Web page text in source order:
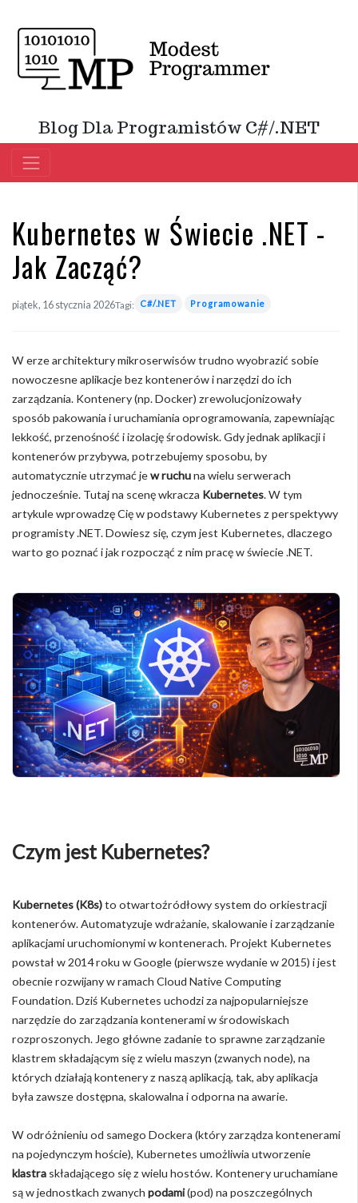
Blog Dla Programistów C#/.NET
Kubernetes w Świecie .NET -
Jak Zacząć?
piątek, 16 stycznia 2026Tagi: C#/.NET Programowanie
W erze architektury mikroserwisów trudno wyobrazić sobie
nowoczesne aplikacje bez kontenerów i narzędzi do ich
zarządzania. Kontenery (np. Docker) zrewolucjonizowały
sposób pakowania i uruchamiania oprogramowania, zapewniając
lekkość, przenośność i izolację środowisk. Gdy jednak aplikacji i
kontenerów przybywa, potrzebujemy sposobu, by
automatycznie utrzymać jew ruchuna wielu serwerach
jednocześnie. Tutaj na scenę wkracza Kubernetes. W tym
artykule wprowadzę Cię w podstawy Kubernetes z perspektywy
programisty .NET. Dowiesz się, czym jest Kubernetes, dlaczego
warto go poznać i jak rozpocząć z nim pracę w świecie .NET.
Czym jest Kubernetes?
Kubernetes (K8s)to otwartoźródłowy system do orkiestracji
kontenerów. Automatyzuje wdrażanie, skalowanie i zarządzanie
aplikacjami uruchomionymi w kontenerach. Projekt Kubernetes
powstał w 2014 roku w Google (pierwsze wydanie w 2015) i jest
obecnie rozwijany w ramach Cloud Native Computing
Foundation. Dziś Kubernetes uchodzi za najpopularniejsze
narzędzie do zarządzania kontenerami w środowiskach
rozproszonych. Jego główne zadanie to sprawne zarządzanie
klastrem składającym się z wielu maszyn (zwanych node), na
których działają kontenery z naszą aplikacją, tak, aby aplikacja
była zawsze dostępna, skalowalna i odporna na awarie.
W odróżnieniu od samego Dockera (który zarządza kontenerami
na pojedynczym hoście), Kubernetes umożliwia utworzenie
klastra składającego się z wielu hostów. Kontenery uruchamiane
są w jednostkach zwanych podami(pod) na poszczególnych